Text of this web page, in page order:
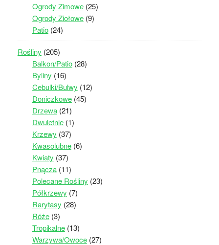
Ogrody Zimowe(25)
Ogrody Ziołowe(9)
Patio(24)
Rośliny (205)
Balkon/Patio(28)
Byliny (16)
Cebulki/Bulwy (12)
Doniczkowe(45)
Drzewa(21)
Dwuletnie(1)
Krzewy (37)
Kwasolubne(6)
Kwiaty (37)
Pnącza(11)
Polecane Rośliny (23)
Półkrzewy (7)
Rarytasy (28)
Róże(3)
Tropikalne(13)
Warzywa/Owoce(27)